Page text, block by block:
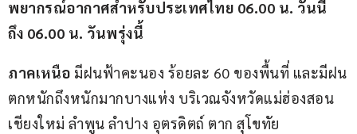
พยากรณ์อากาศสำหรับประเทศไทย 06.00 น. วันนี้
ถึง 06.00 น. วันพรุ่งนี้
ภาคเหนือ มีฝนฟ้าคะนอง ร้อยละ 60 ของพื้นที่ และมีฝน
ตกหนักถึงหนักมากบางแห่ง บริเวณจังหวัดแม่ฮ่องสอน
เชียงใหม่ ลำพูน ลำปาง อุตรดิตถ์ ตาก สุโขทัย